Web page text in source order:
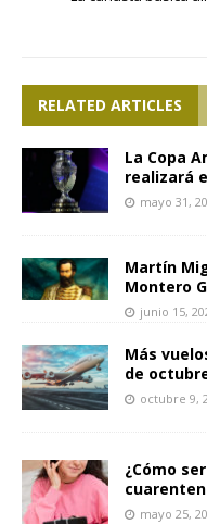
RELATED ARTICLES
La Copa
realizará
mayo 31,
Martín
Montero
junio 15,
Más
de
octubre 9,
¿Cómo
mayo 25,